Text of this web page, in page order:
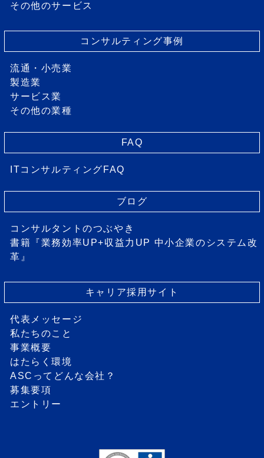
その他のサービス
コンサルティング事例
流通・小売業
製造業
サービス業
その他の業種
FAQ
ITコンサルティングFAQ
ブログ
コンサルタントのつぶやき
書籍『業務効率UP+収益力UP 中小企業のシステム改
革』
キャリア採用サイト
代表メッセージ
私たちのこと
事業概要
はたらく環境
ASCってどんな会社？
募集要項
エントリー